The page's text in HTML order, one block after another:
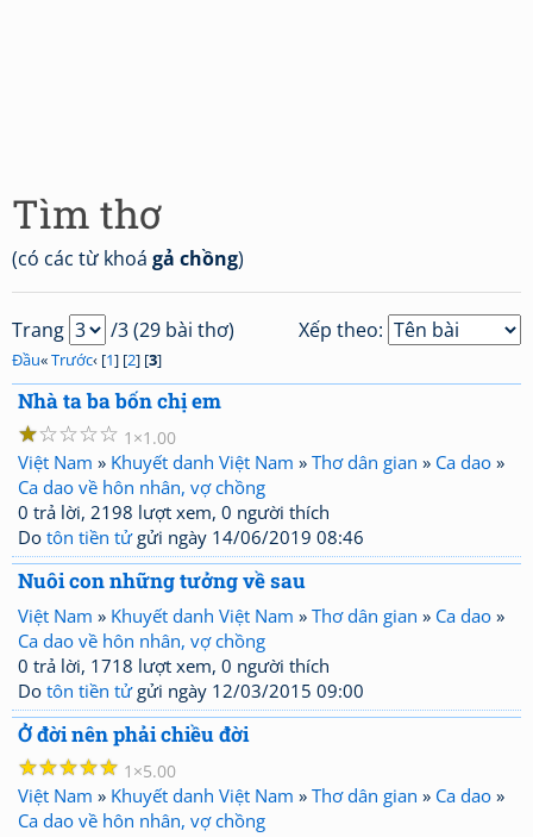
Tìm thơ
(có các từ khoá gả chồng)
Xếp theo:
Trang /3 (29 bài thơ)
Đầu«Trước‹ [1] [2] [3]
Nhà ta ba bốn chị em
☆
☆
☆
☆
☆ 1 1.00
Việt Nam » Khuyết danh Việt Nam » Thơ dân gian » Ca dao »
Ca dao về hôn nhân, vợ chồng
0 trả lời, 2198 lượt xem, 0 người thích
Do tôn tiền tửgửi ngày 14/06/2019 08:46
Nuôi con những tưởng về sau
Việt Nam » Khuyết danh Việt Nam » Thơ dân gian » Ca dao »
Ca dao về hôn nhân, vợ chồng
0 trả lời, 1718 lượt xem, 0 người thích
Do tôn tiền tửgửi ngày 12/03/2015 09:00
Ở đời nên phải chiều đời
☆
☆
☆
☆
☆ 1 5.00
Việt Nam » Khuyết danh Việt Nam » Thơ dân gian » Ca dao »
Ca dao về hôn nhân, vợ chồng